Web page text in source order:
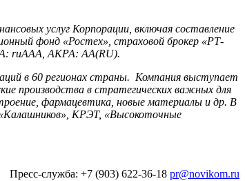
услуг Корпорации, включая составление
фонд «Ростех», страховой брокер «РТ-
ruAAA, АКРА: AA(RU).
в 60 регионах страны. Компания выступает
производства в стратегических важных для
фармацевтика, новые материалы и др. В
КРЭТ, «Высокоточные
Пресс-служба: +7 (903) 622-36-18 pr@novikom.ru